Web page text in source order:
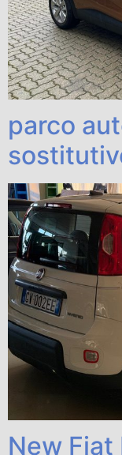
parco
New Fiat